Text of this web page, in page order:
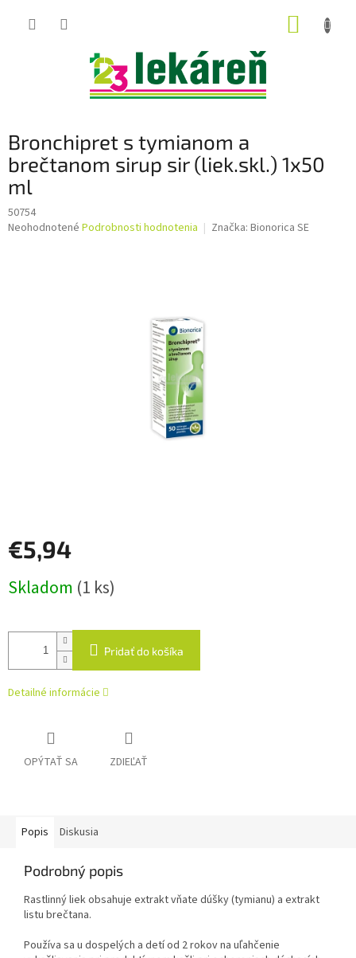
Bronchipret s tymianom a
brečtanom sirup sir (liek.skl.) 1x50
ml
50754
Priemerné
Neohodnotené Podrobnosti hodnotenia Značka: Bionorica SE
€5,94
cena:
Skladom (1 ks)
Pridať do košíka
Detailné informácie
OPÝTAŤ SA ZDIEĽAŤ
Popis Diskusia
Podrobný popis
Rastlinný liek obsahuje extrakt vňate dúšky (tymianu) a extrakt
listu brečtana.
Používa sa u dospelých a detí od 2 rokov na uľahčenie